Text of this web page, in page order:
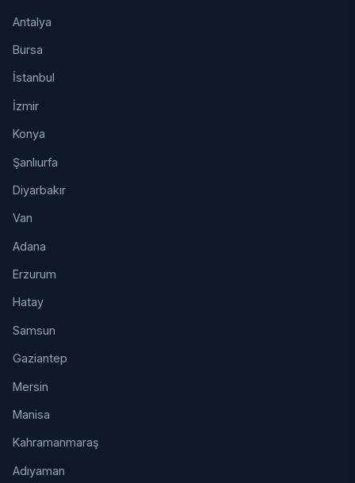
Antalya
Bursa
İstanbul
İzmir
Konya
Şanlıurfa
Diyarbakır
Van
Adana
Erzurum
Hatay
Samsun
Gaziantep
Mersin
Manisa
Kahramanmaraş
Adıyaman